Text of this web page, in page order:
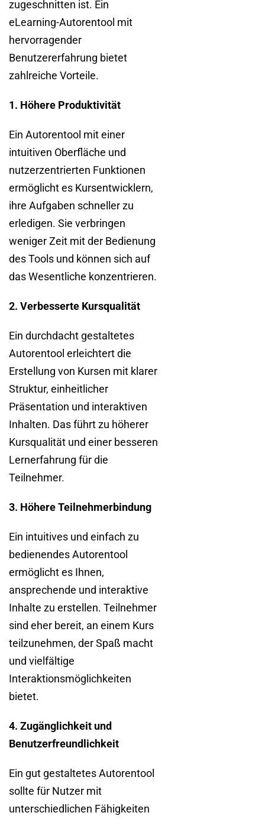
zugeschnitten ist. Ein
eLearning-Autorentool mit
hervorragender
Benutzererfahrung bietet
zahlreiche Vorteile.
1. Höhere Produktivität
Ein Autorentool mit einer
intuitiven Oberfläche und
nutzerzentrierten Funktionen
ermöglicht es Kursentwicklern,
ihre Aufgaben schneller zu
erledigen. Sie verbringen
weniger Zeit mit der Bedienung
des Tools und können sich auf
das Wesentliche konzentrieren.
2. Verbesserte Kursqualität
Ein durchdacht gestaltetes
Autorentool erleichtert die
Erstellung von Kursen mit klarer
Struktur, einheitlicher
Präsentation und interaktiven
Inhalten. Das führt zu höherer
Kursqualität und einer besseren
Lernerfahrung für die
Teilnehmer.
3. Höhere Teilnehmerbindung
Ein intuitives und einfach zu
bedienendes Autorentool
ermöglicht es Ihnen,
ansprechende und interaktive
Inhalte zu erstellen. Teilnehmer
sind eher bereit, an einem Kurs
teilzunehmen, der Spaß macht
und vielfältige
Interaktionsmöglichkeiten
bietet.
4. Zugänglichkeit und
Benutzerfreundlichkeit
Ein gut gestaltetes Autorentool
sollte für Nutzer mit
unterschiedlichen Fähigkeiten